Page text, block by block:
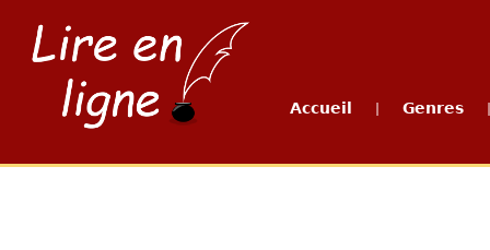
Accueil Genres